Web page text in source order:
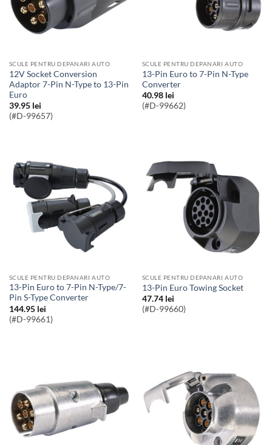
SCULE PENTRU DEPANARI AUTO
12V Socket Conversion
Adaptor 7-Pin N-Type to 13-Pin
Euro
39.95 lei
(#D-99657)
SCULE PENTRU DEPANARI AUTO
13-Pin Euro to 7-Pin N-Type
Converter
40.98 lei
(#D-99662)
SCULE PENTRU DEPANARI AUTO
13-Pin Euro to 7-Pin N-Type/7-
Pin S-Type Converter
144.95 lei
(#D-99661)
SCULE PENTRU DEPANARI AUTO
13-Pin Euro Towing Socket
47.74 lei
(#D-99660)